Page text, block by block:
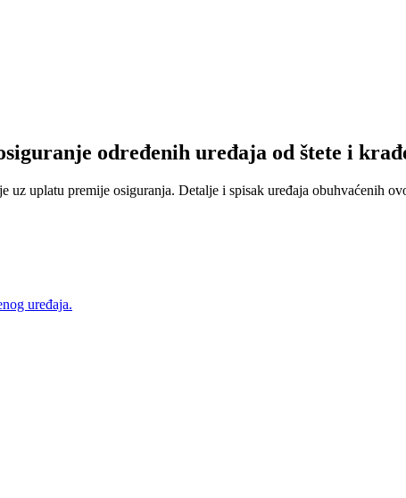
određenih uređaja od štete i
uz uplatu premije osiguranja. Detalje i spisak uređaja obuhvaćenih
uređaja.